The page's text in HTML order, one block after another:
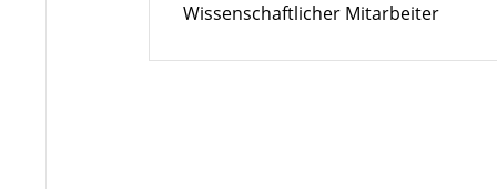
Wissenschaftlicher Mitarbeiter